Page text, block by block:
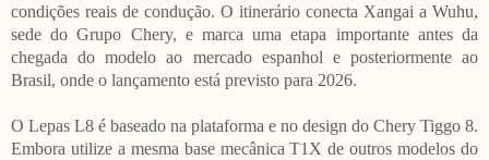
condições reais de condução. O itinerário conecta Xangai a Wuhu,
sede do Grupo Chery, e marca uma etapa importante antes da
chegada do modelo ao mercado espanhol e posteriormente ao
Brasil, onde o lançamento está previsto para 2026.
O Lepas L8 é baseado na plataforma e no design do Chery Tiggo 8.
Embora utilize a mesma base mecânica T1X de outros modelos do